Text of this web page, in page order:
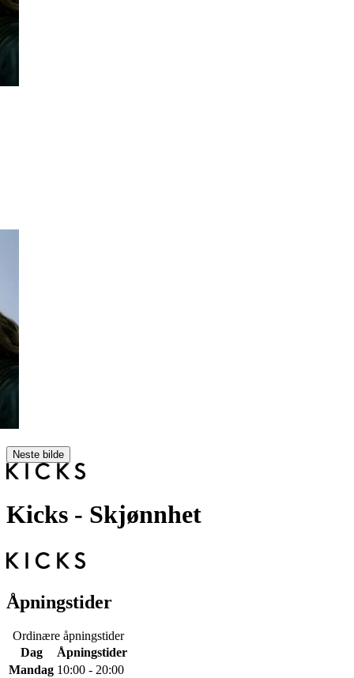
Neste bilde
Kicks - Skjønnhet
Åpningstider
Ordinære åpningstider
Dag
Åpningstider
Mandag 10:00 - 20:00